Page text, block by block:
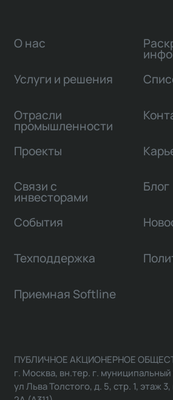
О нас
Услуги и решения
Отрасли
промышленности
Проекты
Связи с
инвесторами
Блог
События
Техподдержка
Приемная Softline
ПУБЛИЧНОЕ АКЦИОНЕРНОЕ
г. Москва, вн.тер. г.
ул Льва Толстого, д. 5, стр. 1, этаж